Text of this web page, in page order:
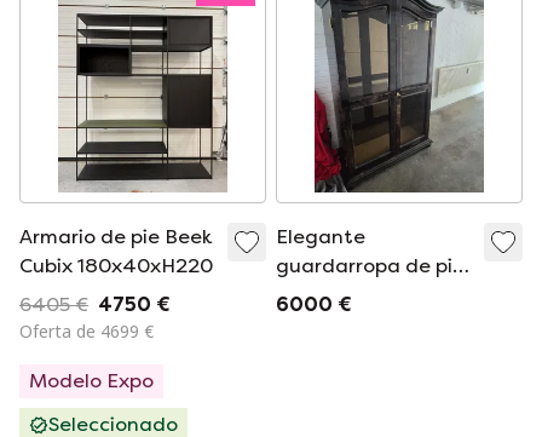
Armario de pie Beek
Cubix 180x40xH220
6405 € 4750 €
Oferta de 4699 €
Modelo Expo
Seleccionado
Elegante
guardarropa de piel
de cabra de Aldo
6000 €